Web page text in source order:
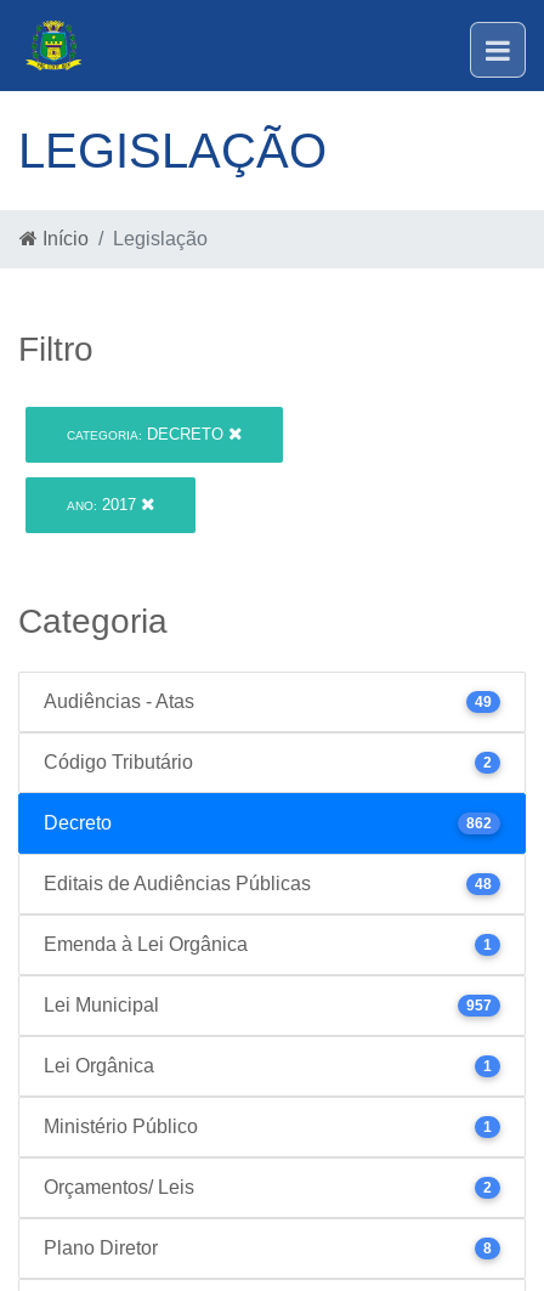
LEGISLAÇÃO
Início Legislação
Filtro
CATEGORIA: DECRETO
ANO: 2017
Categoria
Audiências - Atas 49
Código Tributário 2
Decreto 862
Editais de Audiências Públicas 48
Emenda à Lei Orgânica 1
Lei Municipal 957
Lei Orgânica 1
Ministério Público 1
Orçamentos/ Leis 2
Plano Diretor 8